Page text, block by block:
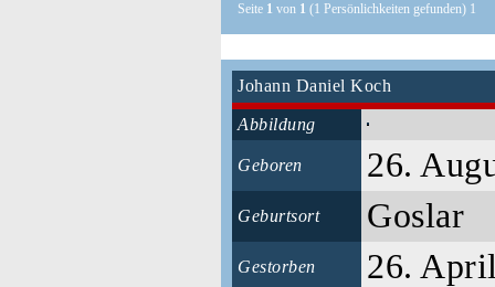
Seite 1 von 1 (1 Persönlichkeiten gefunden) 1
Johann Daniel Koch
Abbildung
Geboren 26.
Geburtsort Goslar
Gestorben 26.